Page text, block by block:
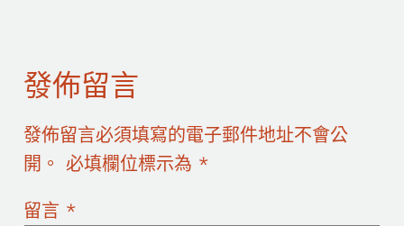
發佈留言
發佈留言必須填寫的電子郵件地址不會公
開。 必填欄位標示為 *
留言 *